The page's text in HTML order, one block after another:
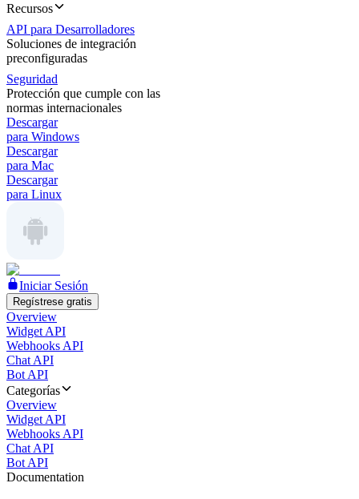
Recursos
API para Desarrolladores
Soluciones de integración
preconfiguradas
Seguridad
Protección que cumple con las
normas internacionales
Descargar
para Windows
Descargar
para Mac
Descargar
para Linux
Iniciar Sesión
Regístrese gratis
Overview
Widget API
Webhooks API
Chat API
Bot API
Categorías
Overview
Widget API
Webhooks API
Chat API
Bot API
Documentation